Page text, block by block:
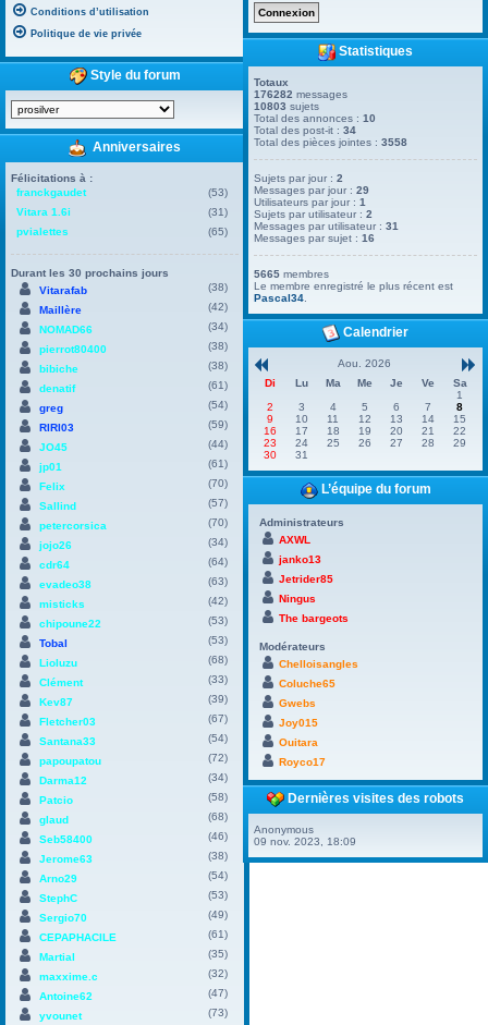
Conditions d’utilisation
Politique de vie privée
Style du forum
Anniversaires
Félicitations à :
franckgaudet
(53)
Vitara 1.6i
(31)
pvialettes
(65)
Durant les 30 prochains jours
Vitarafab
(38)
Maillère
(42)
NOMAD66
(34)
pierrot80400
(38)
bibiche
(38)
denatif
(61)
greg
(54)
RIRI03
(59)
JO45
(44)
jp01
(61)
Felix
(70)
Sallind
(57)
petercorsica
(70)
jojo26
(34)
cdr64
(64)
evadeo38
(63)
misticks
(42)
chipoune22
(53)
Tobal
(53)
Lioluzu
(68)
Clément
(33)
Kev87
(39)
Fletcher03
(67)
Santana33
(54)
papoupatou
(72)
Darma12
(34)
Patcio
(58)
glaud
(68)
Seb58400
(46)
Jerome63
(38)
Arno29
(54)
StephC
(53)
Sergio70
(49)
CEPAPHACILE
(61)
Martial
(35)
maxxime.c
(32)
Antoine62
(47)
yvounet
(73)
Statistiques
Totaux
176282 messages
10803 sujets
Total des annonces :10
Total des post-it :34
Total des pièces jointes :3558
Sujets par jour :2
Messages par jour :29
Utilisateurs par jour :1
Sujets par utilisateur :2
Messages par utilisateur :31
Messages par sujet :16
5665 membres
Le membre enregistré le plus récent est
Pascal34
Calendrier
Aou. 2026
Di
Lu Ma Me Je Ve
Sa
1
2
3 4 5 6 7
8
9
10 11 12 13 14
15
16
17 18 19 20 21
22
23
24 25 26 27 28
29
30
31
L’équipe du forum
Administrateurs
AXWL
janko13
Jetrider85
Ningus
The bargeots
Modérateurs
Chelloisangles
Coluche65
Gwebs
Joy015
Ouitara
Royco17
Dernières visites des robots
Anonymous
09 nov. 2023, 18:09